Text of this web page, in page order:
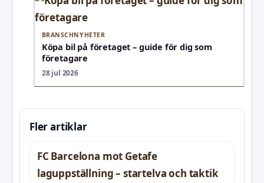
BRANSCHNYHETER
Köpa bil på företaget – guide för dig som
företagare
28 jul 2026
Fler artiklar
FC Barcelona mot Getafe
laguppställning – startelva och taktik